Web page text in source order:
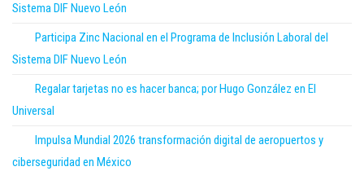
Sistema DIF Nuevo León
Participa Zinc Nacional en el Programa de Inclusión Laboral del
Sistema DIF Nuevo León
Regalar tarjetas no es hacer banca; por Hugo González en El
Universal
Impulsa Mundial 2026 transformación digital de aeropuertos y
ciberseguridad en México